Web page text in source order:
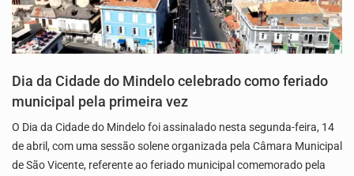
Dia da Cidade do Mindelo celebrado como feriado
municipal pela primeira vez
O Dia da Cidade do Mindelo foi assinalado nesta segunda-feira, 14
de abril, com uma sessão solene organizada pela Câmara Municipal
de São Vicente, referente ao feriado municipal comemorado pela